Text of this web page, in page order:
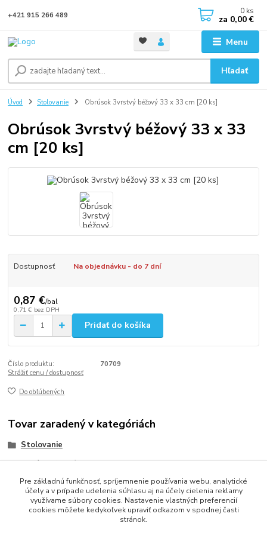
Menu
Hľadať
+421 915 266 489 0 ks
za 0,00 €
Úvod Stolovanie Obrúsok 3vrstvý béžový 33 x 33 cm [20 ks]
Obrúsok 3vrstvý béžový 33 x 33
cm [20 ks]
Dostupnosť Na objednávku - do 7 dní
0,87 €/bal
0,71 € bez DPH
Pridať do košíka
Číslo produktu:
70709
Strážiť cenu / dostupnosť
Do obľúbených
Tovar zaradený v kategóriách
Stolovanie
Obrúsky (servítky)
Obrúsky 3-vrstvové 33x33
Pre základnú funkčnosť, spríjemnenie používania webu, analytické
účely a v prípade udelenia súhlasu aj na účely cielenia reklamy
využívame súbory cookies. Nastavenie vlastných preferencií
cookies môžete kedykoľvek upraviť odkazom v spodnej časti
stránok.